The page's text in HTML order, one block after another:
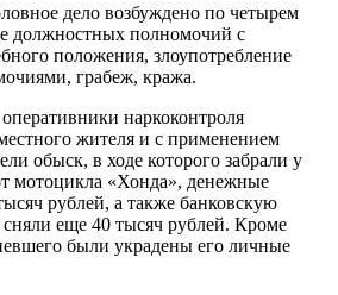
дело возбуждено по четырем
должностных полномочий с
положения, злоупотребление
грабеж, кража.
наркоконтроля
жителя и с применением
обыск, в ходе которого забрали у
мотоцикла «Хонда», денежные
рублей, а также банковскую
сняли еще 40 тысяч рублей. Кроме
были украдены его личные